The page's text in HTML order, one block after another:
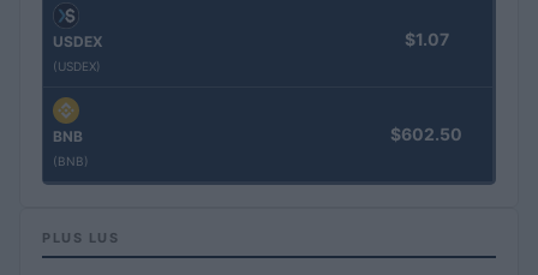
USDEX
(USDEX)
$1.07
BNB
(BNB)
$602.50
PLUS LUS